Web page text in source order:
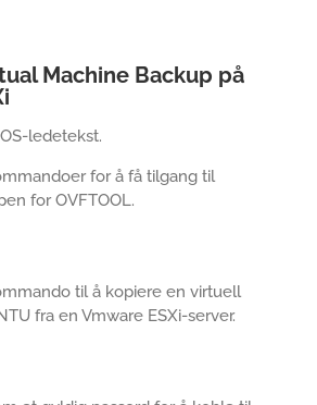
Machine Backup på
ledetekst.
for å få tilgang til
for OVFTOOL.
til å kopiere en virtuell
fra en Vmware ESXi-server.